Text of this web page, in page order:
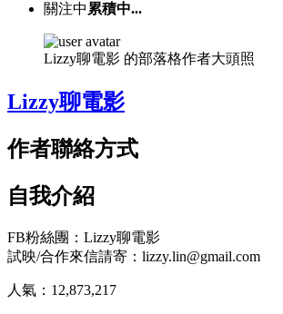
關注中 累積中...
Lizzy聊電影 的部落格作者大頭照
Lizzy聊電影
作者聯絡方式
自我介紹
FB粉絲團：Lizzy聊電影
試映/合作來信請寄：lizzy.lin@gmail.com
人氣： 12,873,217